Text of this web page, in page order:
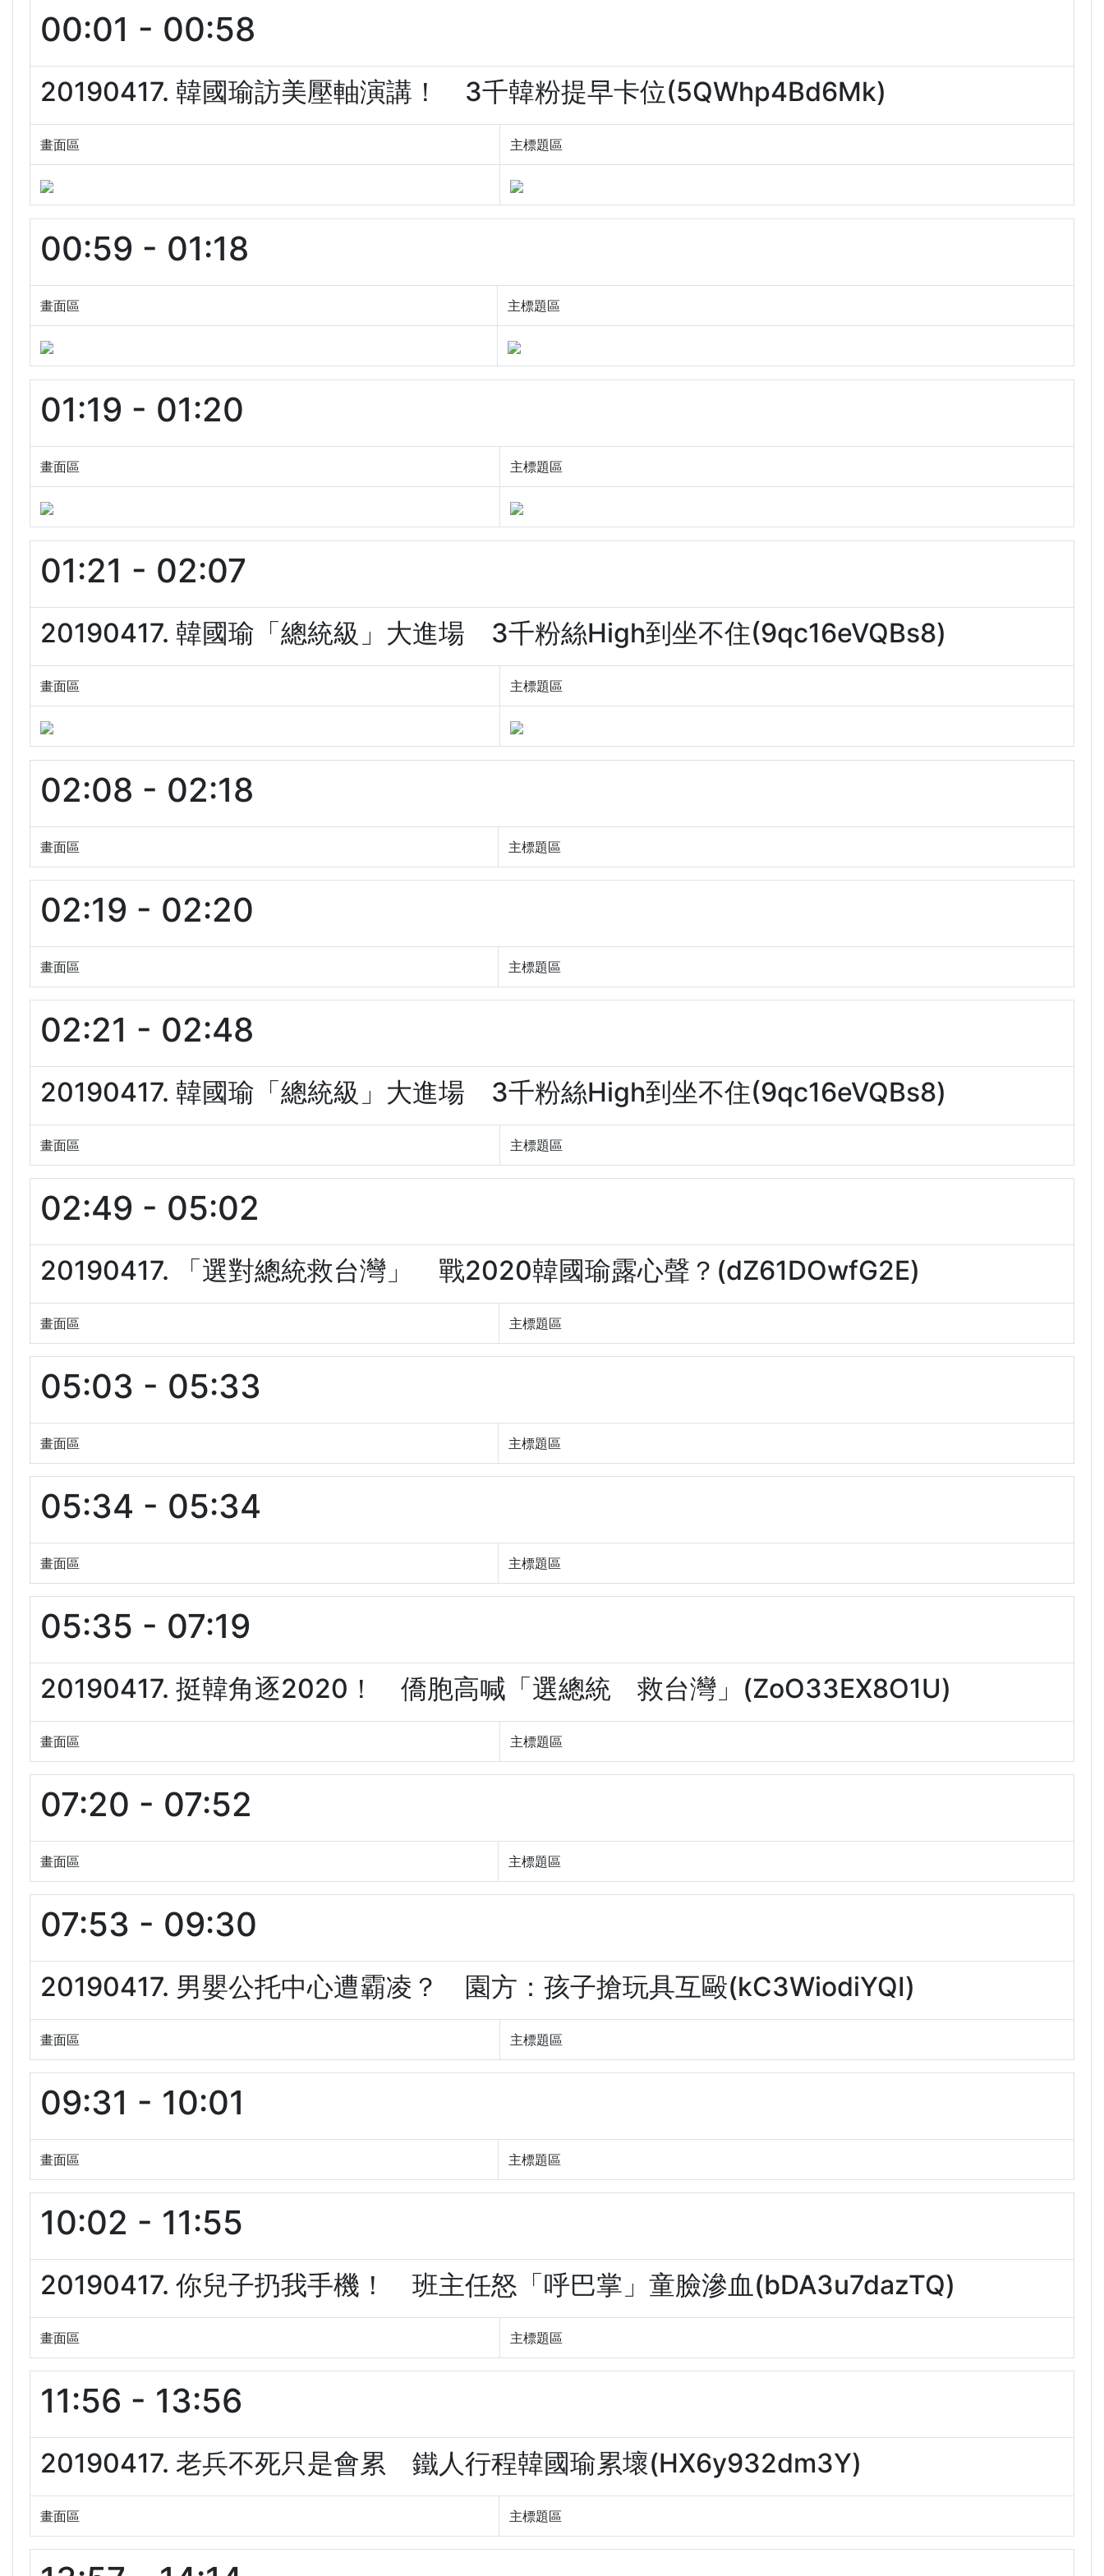
00:01 - 00:58
20190417. 韓國瑜訪美壓軸演講！ 3千韓粉提早卡位(5QWhp4Bd6Mk)
畫面區 主標題區
00:59 - 01:18
畫面區 主標題區
01:19 - 01:20
畫面區 主標題區
01:21 - 02:07
20190417. 韓國瑜「總統級」大進場 3千粉絲High到坐不住(9qc16eVQBs8)
畫面區 主標題區
02:08 - 02:18
畫面區 主標題區
02:19 - 02:20
畫面區 主標題區
02:21 - 02:48
20190417. 韓國瑜「總統級」大進場 3千粉絲High到坐不住(9qc16eVQBs8)
畫面區 主標題區
02:49 - 05:02
20190417. 「選對總統救台灣」 戰2020韓國瑜露心聲？(dZ61DOwfG2E)
畫面區 主標題區
05:03 - 05:33
畫面區 主標題區
05:34 - 05:34
畫面區 主標題區
05:35 - 07:19
20190417. 挺韓角逐2020！ 僑胞高喊「選總統 救台灣」(ZoO33EX8O1U)
畫面區 主標題區
07:20 - 07:52
畫面區 主標題區
07:53 - 09:30
20190417. 男嬰公托中心遭霸凌？ 園方：孩子搶玩具互毆(kC3WiodiYQI)
畫面區 主標題區
09:31 - 10:01
畫面區 主標題區
10:02 - 11:55
20190417. 你兒子扔我手機！ 班主任怒「呼巴掌」童臉滲血(bDA3u7dazTQ)
畫面區 主標題區
11:56 - 13:56
20190417. 老兵不死只是會累 鐵人行程韓國瑜累壞(HX6y932dm3Y)
畫面區 主標題區